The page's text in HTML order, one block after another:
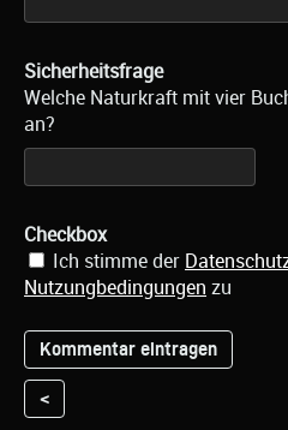
Sicherheitsfrage
Welche Naturkraft mit vier
an?
Checkbox
Ich stimme der
Nutzungbedingungen zu
<